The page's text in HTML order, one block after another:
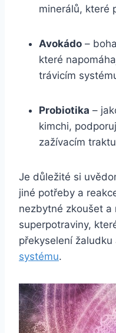
minerálů, které
Avokádo –
které
trávicím
Probiotika –
kimchi,
zažívacím traktu
Je důležité si
jiné potřeby a
nezbytné zkoušet a
superpotraviny,
překyselení žaludku
systému.